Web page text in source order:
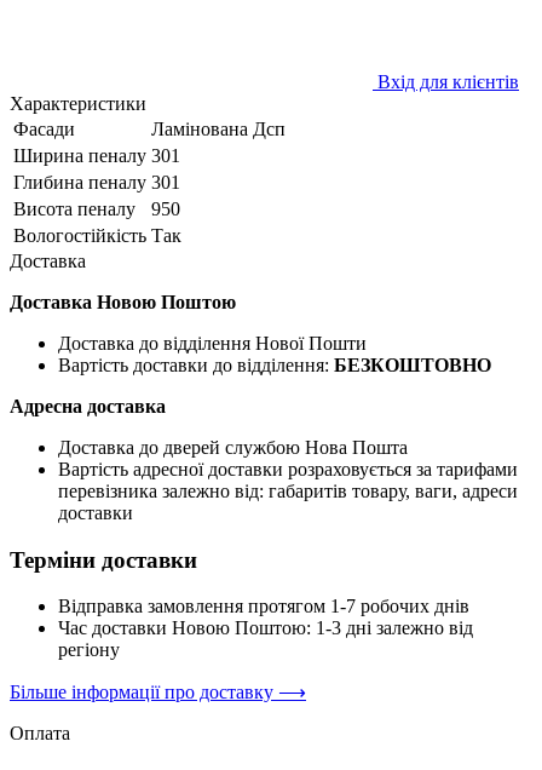
Вхід для клієнтів
Характеристики
Фасади
Ламінована Дсп
Ширина пеналу 301
Глибина пеналу 301
Висота пеналу
950
Вологостійкість Так
Доставка
Доставка Новою Поштою
Доставка до відділення Нової Пошти
Вартість доставки до відділення: БЕЗКОШТОВНО
Адресна доставка
Доставка до дверей службою Нова Пошта
Вартість адресної доставки розраховується за тарифами
перевізника залежно від: габаритів товару, ваги, адреси
доставки
Терміни доставки
Відправка замовлення протягом 1-7 робочих днів
Час доставки Новою Поштою: 1-3 дні залежно від
регіону
Більше інформації про доставку ⟶
Оплата